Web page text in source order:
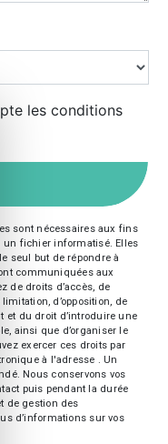
le
les conditions
sont nécessaires aux fins
un fichier informatisé. Elles
seul but de répondre à
communiquées aux
de droits d’accès, de
d’opposition, de
et du droit d’introduire une
ainsi que d’organiser le
exercer ces droits par
à l'adresse . Un
Nous conservons vos
puis pendant la durée
de gestion des
d’informations sur vos